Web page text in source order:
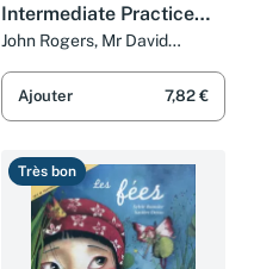
Intermediate Practice
File Bk & CD Pk
John Rogers, Mr David
Simon Kent
Ajouter 7,82 €
Très bon